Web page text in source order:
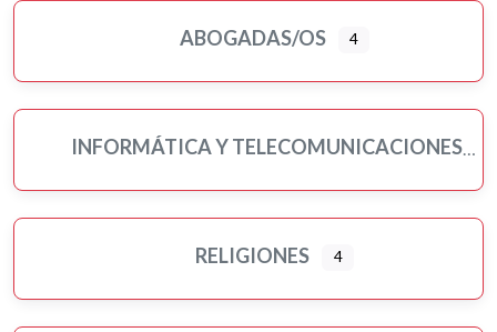
ABOGADAS/OS 4
INFORMÁTICA Y TELECOMUNICACIONES
RELIGIONES 4